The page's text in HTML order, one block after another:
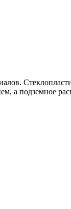
а подземное